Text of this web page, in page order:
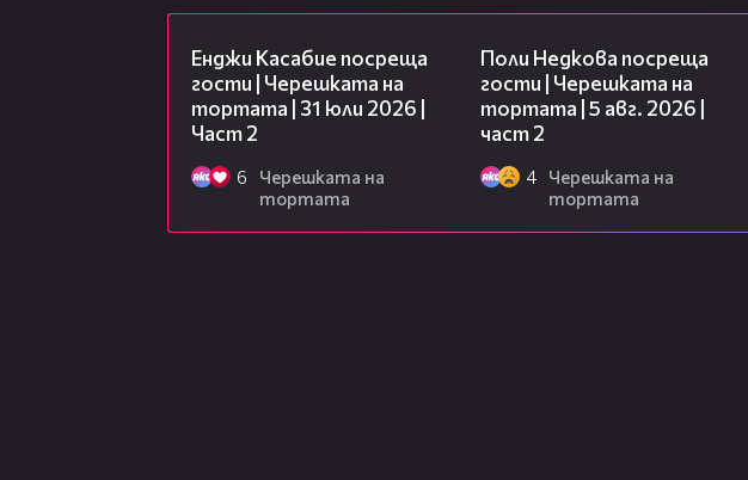
Енджи Касабие посреща
гости | Черешката на
тортата | 31 юли 2026 |
Част 2
6
Черешката на
тортата
Поли Недкова посреща
гости | Черешката на
тортата | 5 авг. 2026 |
част 2
4
Черешката на
тортата